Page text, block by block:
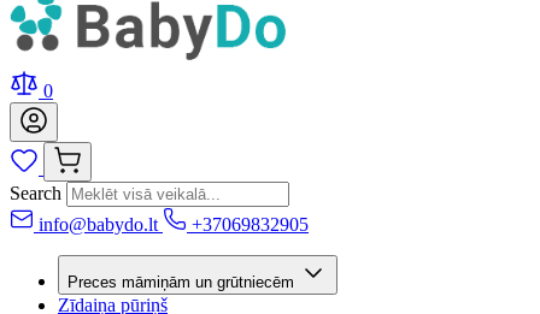
0
Search
info@babydo.lt
+37069832905
Preces māmiņām un grūtniecēm
Zīdaiņa pūriņš